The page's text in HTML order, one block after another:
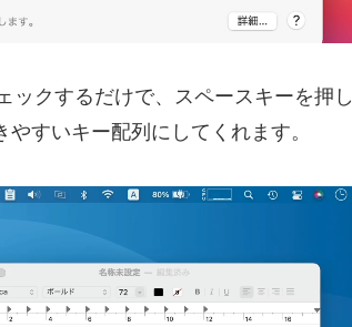
ックするだけで、スペースキーを押し
すいキー配列にしてくれます。